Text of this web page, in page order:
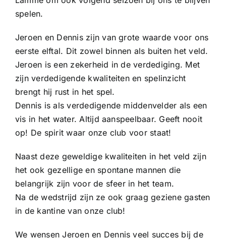
Clubinformatie
Het eerste
Organisatie
Sponsoren
ClubTV
Club van 100
spelen.
Jeroen en Dennis zijn van grote waarde voor ons
eerste elftal. Dit zowel binnen als buiten het veld.
Jeroen is een zekerheid in de verdediging. Met
zijn verdedigende kwaliteiten en spelinzicht
brengt hij rust in het spel.
Dennis is als verdedigende middenvelder als een
vis in het water. Altijd aanspeelbaar. Geeft nooit
op! De spirit waar onze club voor staat!
Naast deze geweldige kwaliteiten in het veld zijn
het ook gezellige en spontane mannen die
belangrijk zijn voor de sfeer in het team.
Na de wedstrijd zijn ze ook graag geziene gasten
in de kantine van onze club!
We wensen Jeroen en Dennis veel succes bij de